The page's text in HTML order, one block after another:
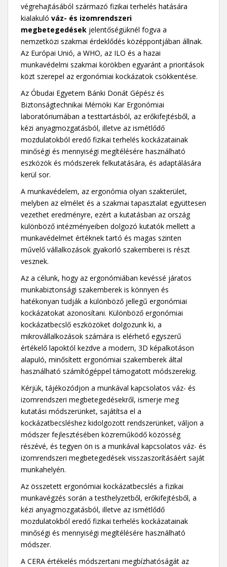
végrehajtásából származó fizikai terhelés hatására
kialakuló váz- és izomrendszeri
megbetegedések jelentőségüknél fogva a
nemzetközi szakmai érdeklődés középpontjában állnak.
Az Európai Unió, a WHO, az ILO és a hazai
munkavédelmi szakmai körökben egyaránt a prioritások
közt szerepel az ergonómiai kockázatok csökkentése.
Az Óbudai Egyetem Bánki Donát Gépész és
Biztonságtechnikai Mérnöki Kar Ergonómiai
laboratóriumában a testtartásból, az erőkifejtésből, a
kézi anyagmozgatásból, illetve az ismétlődő
mozdulatokból eredő fizikai terhelés kockázatainak
minőségi és mennyiségi megítélésére használható
eszközök és módszerek felkutatására, és adaptálására
kerül sor.
A munkavédelem, az ergonómia olyan szakterület,
melyben az elmélet és a szakmai tapasztalat együttesen
vezethet eredményre, ezért a kutatásban az ország
különböző intézményeiben dolgozó kutatók mellett a
munkavédelmet értéknek tartó és magas szinten
művelő vállalkozások gyakorló szakemberei is részt
vesznek.
Az a célunk, hogy az ergonómiában kevéssé járatos
munkabiztonsági szakemberek is könnyen és
hatékonyan tudják a különböző jellegű ergonómiai
kockázatokat azonosítani. Különböző ergonómiai
kockázatbecslő eszközöket dolgozunk ki, a
mikrovállalkozások számára is elérhető egyszerű
értékelő lapoktól kezdve a modern, 3D képalkotáson
alapuló, minősített ergonómiai szakemberek által
használható számítógéppel támogatott módszerekig.
Kérjük, tájékozódjon a munkával kapcsolatos váz- és
izomrendszeri megbetegedésekről, ismerje meg
kutatási módszerünket, sajátítsa el a
kockázatbecsléshez kidolgozott rendszerünket, váljon a
módszer fejlesztésében közreműködő közösség
részévé, és tegyen ön is a munkával kapcsolatos váz- és
izomrendszeri megbetegedések visszaszorításáért saját
munkahelyén.
Az összetett ergonómiai kockázatbecslés a fizikai
munkavégzés során a testhelyzetből, erőkifejtésből, a
kézi anyagmozgatásból, illetve az ismétlődő
mozdulatokból eredő fizikai terhelés kockázatainak
minőségi és mennyiségi megítélésére használható
módszer.
A CERA értékelés módszertani megbízhatóságát az